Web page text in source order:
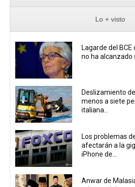
Lo + visto
Lagarde del
no ha alcanzado
Deslizamiento
menos a siete
italiana...
Los problemas
afectarán a la
iPhone de...
Anwar de